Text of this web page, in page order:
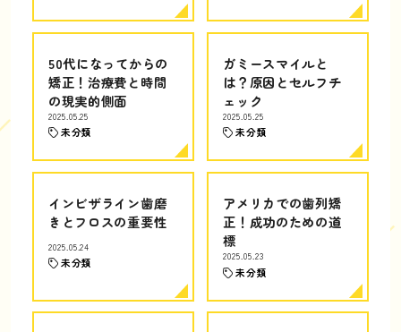
50代になってからの
矯正！治療費と時間
の現実的側面
2025.05.25
未分類
ガミースマイルと
は？原因とセルフチ
ェック
2025.05.25
未分類
インビザライン歯磨
きとフロスの重要性
2025.05.24
未分類
アメリカでの歯列矯
正！成功のための道
標
2025.05.23
未分類